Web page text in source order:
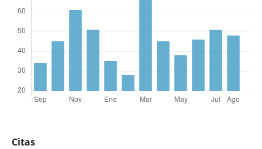
Citas